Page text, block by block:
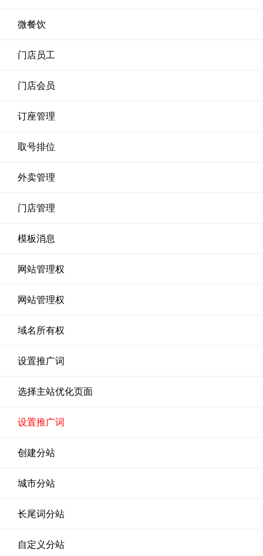
微餐饮
门店员工
门店会员
订座管理
取号排位
外卖管理
门店管理
模板消息
网站管理权
网站管理权
域名所有权
设置推广词
选择主站优化页面
设置推广词
创建分站
城市分站
长尾词分站
自定义分站